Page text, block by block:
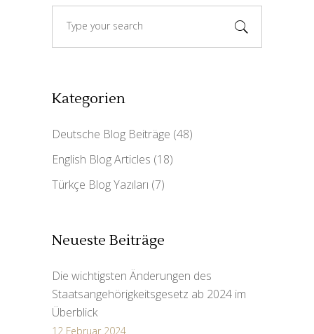
Kategorien
Deutsche Blog Beiträge (48)
English Blog Articles (18)
Türkçe Blog Yazıları (7)
Neueste Beiträge
Die wichtigsten Änderungen des
Staatsangehörigkeitsgesetz ab 2024 im
Überblick
12 Februar 2024